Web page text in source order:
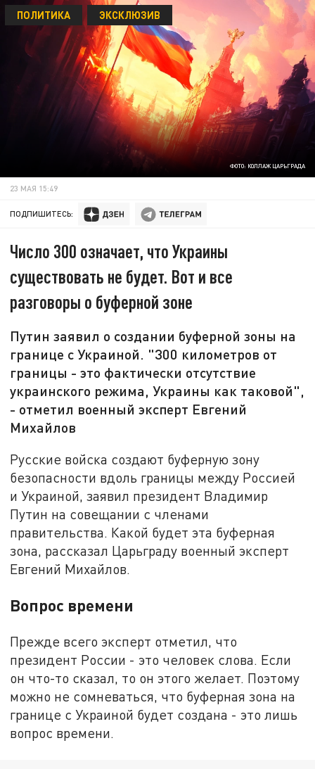
ФОТО: КОЛЛАЖ ЦАРЬГРАДА
ПОЛИТИКА ЭКСКЛЮЗИВ
23 МАЯ 15:49
ПОДПИШИТЕСЬ:
Число 300 означает, что Украины
существовать не будет. Вот и все
разговоры о буферной зоне
Путин заявил о создании буферной зоны на
границе с Украиной. "300 километров от
границы - это фактически отсутствие
украинского режима, Украины как таковой",
- отметил военный эксперт Евгений
Михайлов
Русские войска создают буферную зону
безопасности вдоль границы между Россией
и Украиной, заявил президент Владимир
Путин на совещании с членами
правительства. Какой будет эта буферная
зона, рассказал Царьграду военный эксперт
Евгений Михайлов.
Вопрос времени
Прежде всего эксперт отметил, что
президент России - это человек слова. Если
он что-то сказал, то он этого желает. Поэтому
можно не сомневаться, что буферная зона на
границе с Украиной будет создана - это лишь
вопрос времени.